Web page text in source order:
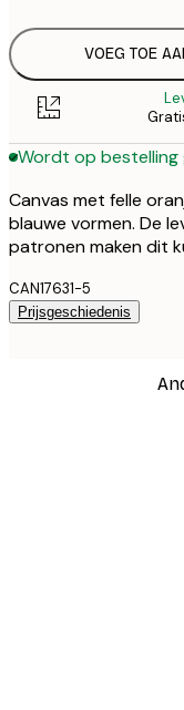
VOEG TOE
Wordt op bestelling
Canvas met felle
blauwe vormen. De
patronen maken dit
CAN17631-5
Prijsgeschiedenis